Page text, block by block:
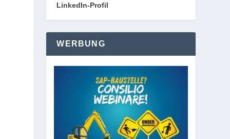
LinkedIn-Profil
WERBUNG